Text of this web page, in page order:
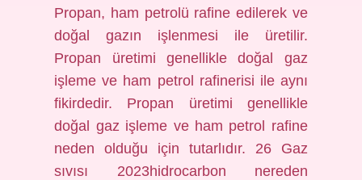
Propan, ham petrolü rafine edilerek ve
doğal gazın işlenmesi ile üretilir.
Propan üretimi genellikle doğal gaz
işleme ve ham petrol rafinerisi ile aynı
fikirdedir. Propan üretimi genellikle
doğal gaz işleme ve ham petrol rafine
neden olduğu için tutarlıdır. 26 Gaz
sıvısı 2023hidrocarbon nereden